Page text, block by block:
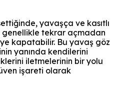
yavaşça ve kasıtlı
genellikle tekrar açmadan
kapatabilir. Bu yavaş göz
yanında kendilerini
iletmelerinin bir yolu
işareti olarak